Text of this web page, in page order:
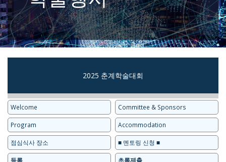
2025 춘계학술대회
Welcome Committee & Sponsors
Program Accommodation
점심식사 장소 ■ 멘토링 신청 ■
등록 초록제출